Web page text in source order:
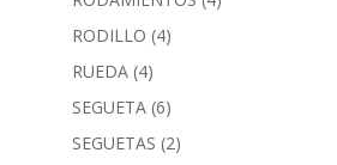
RODILLO (4)
RUEDA (4)
SEGUETA (6)
SEGUETAS (2)